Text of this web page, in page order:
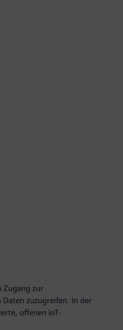
Zugang zur
zuzugreifen. In der
offenen IoT-